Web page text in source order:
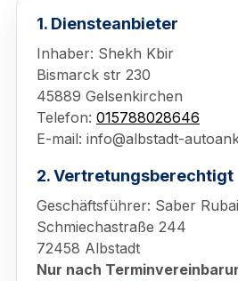
1. Diensteanbieter
Inhaber: Shekh Kbir
Bismarck str 230
45889 Gelsenkirchen
Telefon: 015788028646
E-mail: info@albstadt-
2. Vertretungsberechtigt
Geschäftsführer: Saber Rubai
Schmiechastraße 244
72458 Albstadt
Nur nach